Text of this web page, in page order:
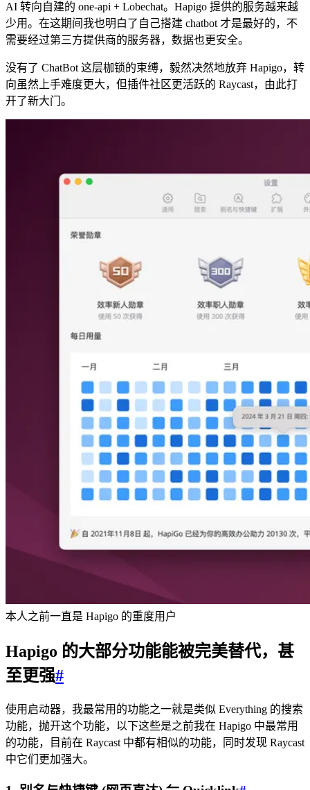
AI 转向自建的 one-api + Lobechat。Hapigo 提供的服务越来越
少用。在这期间我也明白了自己搭建 chatbot 才是最好的，不
需要经过第三方提供商的服务器，数据也更安全。
没有了 ChatBot 这层枷锁的束缚，毅然决然地放弃 Hapigo，转
向虽然上手难度更大，但插件社区更活跃的 Raycast，由此打
开了新大门。
本人之前一直是 Hapigo 的重度用户
Hapigo 的大部分功能能被完美替代，甚
至更强#
使用启动器，我最常用的功能之一就是类似 Everything 的搜索
功能，抛开这个功能，以下这些是之前我在 Hapigo 中最常用
的功能，目前在 Raycast 中都有相似的功能，同时发现 Raycast
中它们更加强大。